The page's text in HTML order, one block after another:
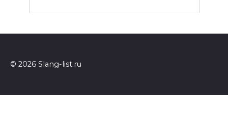
© 2026 Slang-list.ru